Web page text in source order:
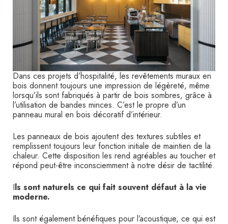
Dans ces projets d’hospitalité, les revêtements muraux en
bois donnent toujours une impression de légèreté, même
lorsqu’ils sont fabriqués à partir de bois sombres, grâce à
l’utilisation de bandes minces. C’est le propre d’un
panneau mural en bois décoratif d’intérieur.
Les panneaux de bois ajoutent des textures subtiles et
remplissent toujours leur fonction initiale de maintien de la
chaleur. Cette disposition les rend agréables au toucher et
répond peut-être inconsciemment à notre désir de tactilité.
Ils sont naturels ce qui fait souvent défaut à la vie
moderne.
Ils sont également bénéfiques pour l’acoustique, ce qui est